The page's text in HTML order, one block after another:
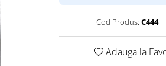
Cod Produs: C444
Adauga la